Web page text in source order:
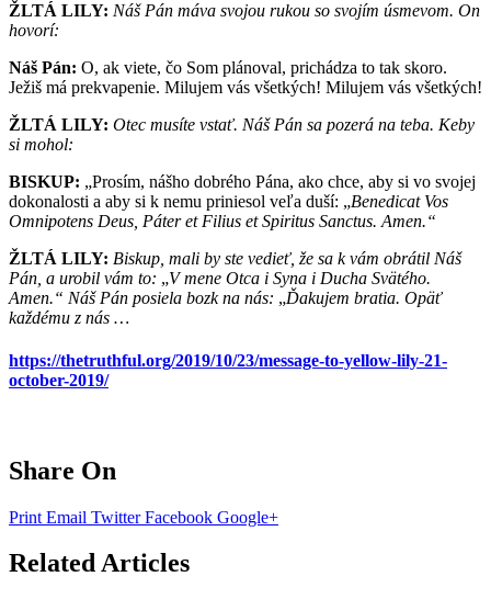
ŽLTÁ LILY: Náš Pán máva svojou rukou so svojím úsmevom. On
hovorí:
Náš Pán: O, ak viete, čo Som plánoval, prichádza to tak skoro.
Ježiš má prekvapenie. Milujem vás všetkých! Milujem vás všetkých!
ŽLTÁ LILY: Otec musíte vstať. Náš Pán sa pozerá na teba. Keby
si mohol:
BISKUP: „Prosím, nášho dobrého Pána, ako chce, aby si vo svojej
dokonalosti a aby si k nemu priniesol veľa duší: „Benedicat Vos
Omnipotens Deus, Páter et Filius et Spiritus Sanctus. Amen.“
ŽLTÁ LILY: Biskup, mali by ste vedieť, že sa k vám obrátil Náš
Pán, a urobil vám to: „V mene Otca i Syna i Ducha Svätého.
Amen.“ Náš Pán posiela bozk na nás: „Ďakujem bratia. Opäť
každému z nás …
https://thetruthful.org/2019/10/23/message-to-yellow-lily-21-
october-2019/
Share On
Print Email TwitterFacebook Google+
Related Articles